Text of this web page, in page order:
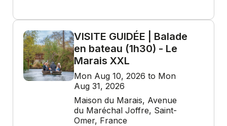
VISITE GUIDÉE | Balade
en bateau (1h30) - Le
Marais XXL
Mon Aug 10, 2026 to Mon
Aug 31, 2026
Maison du Marais, Avenue
du Maréchal Joffre, Saint-
Omer, France